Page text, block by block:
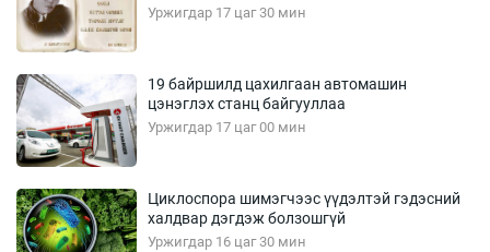
Уржигдар 17 цаг 30 мин
19 байршилд цахилгаан автомашин
цэнэглэх станц байгууллаа
Уржигдар 17 цаг 00 мин
Циклоспора шимэгчээс үүдэлтэй гэдэсний
халдвар дэгдэж болзошгүй
Уржигдар 16 цаг 30 мин